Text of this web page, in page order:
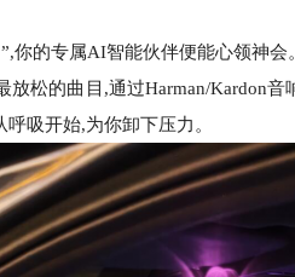
你的专属AI智能伙伴便能心领神
放松的曲目,通过Harman/Kardon
吸开始,为你卸下压力。